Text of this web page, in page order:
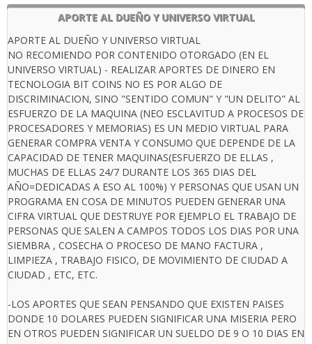
APORTE AL DUEÑO Y UNIVERSO VIRTUAL
APORTE AL DUEÑO Y UNIVERSO VIRTUAL
NO RECOMIENDO POR CONTENIDO OTORGADO (EN EL
UNIVERSO VIRTUAL) - REALIZAR APORTES DE DINERO EN
TECNOLOGIA BIT COINS NO ES POR ALGO DE
DISCRIMINACION, SINO "SENTIDO COMUN" Y "UN DELITO" AL
ESFUERZO DE LA MAQUINA (NEO ESCLAVITUD A PROCESOS DE
PROCESADORES Y MEMORIAS) ES UN MEDIO VIRTUAL PARA
GENERAR COMPRA VENTA Y CONSUMO QUE DEPENDE DE LA
CAPACIDAD DE TENER MAQUINAS(ESFUERZO DE ELLAS ,
MUCHAS DE ELLAS 24/7 DURANTE LOS 365 DIAS DEL
AÑO=DEDICADAS A ESO AL 100%) Y PERSONAS QUE USAN UN
PROGRAMA EN COSA DE MINUTOS PUEDEN GENERAR UNA
CIFRA VIRTUAL QUE DESTRUYE POR EJEMPLO EL TRABAJO DE
PERSONAS QUE SALEN A CAMPOS TODOS LOS DIAS POR UNA
SIEMBRA , COSECHA O PROCESO DE MANO FACTURA ,
LIMPIEZA , TRABAJO FISICO, DE MOVIMIENTO DE CIUDAD A
CIUDAD , ETC, ETC.
-LOS APORTES QUE SEAN PENSANDO QUE EXISTEN PAISES
DONDE 10 DOLARES PUEDEN SIGNIFICAR UNA MISERIA PERO
EN OTROS PUEDEN SIGNIFICAR UN SUELDO DE 9 O 10 DIAS EN